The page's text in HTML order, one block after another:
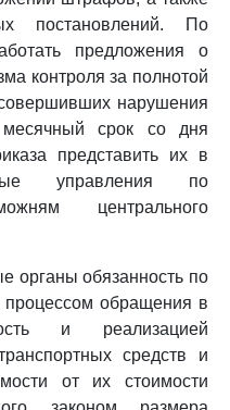
постановлений. По
предложения о
контроля за полнотой
нарушения
срок со дня
представить их в
управления по
центрального
органы обязанность по
процессом обращения в
и реализацией
средств и
от их стоимости